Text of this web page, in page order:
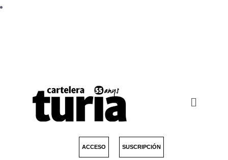
ACCESO SUSCRIPCIÓN